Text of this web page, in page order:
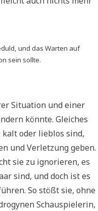
und das Warten auf
sein sollte.
Situation und einer
könnte. Gleiches
oder lieblos sind,
und Verletzung geben.
sie zu ignorieren, es
sind, und doch ist es
So stößt sie, ohne
Schauspielerin,